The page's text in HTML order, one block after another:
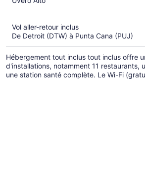
Vol aller-retour inclus
De Detroit (DTW) à Punta Cana (PUJ)
Hébergement tout inclus tout inclus offre
d'installations, notamment 11 restaurants,
une station santé complète. Le Wi-Fi